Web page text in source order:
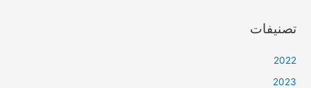
تصنيفات
2022
2023